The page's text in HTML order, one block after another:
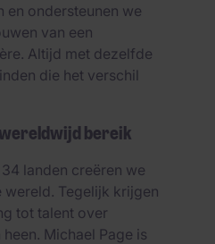
en ondersteunen we
van een
Altijd met dezelfde
die het verschil
bereik
landen creëren we
wereld. Tegelijk krijgen
tot talent over
Michael Page is